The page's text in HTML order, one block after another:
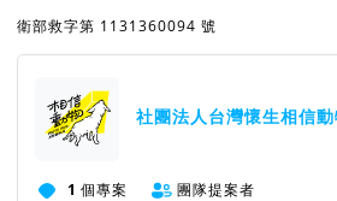
衛部救字第 1131360094 號
社團法人台灣懷生相信
1 個專案
團隊提案者